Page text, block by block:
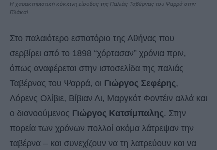
Η χαρακτηριστική κόκκινη είσοδος της Παλιάς Ταβέρνας του Ψαρρά στην
Πλάκα!
Στο παλαιότερο εστιατόριο της Αθήνας που
σερβίρει από το 1898 “χόρτασαν” χρόνια πριν,
όπως αναφέρεται στην ιστοσελίδα της παλιάς
Ταβέρνας του Ψαρρά, οι Γιώργος Σεφέρης,
Λόρενς Ολίβιε, Βίβιαν Λι, Μαργκότ Φοντέιν αλλά και
ο διανοούμενος Γιώργος Κατσίμπαλης. Στην
πορεία των χρόνων πολλοί ακόμα λάτρεψαν την
ταβέρνα – και συνεχίζουν να τη λατρεύουν και να